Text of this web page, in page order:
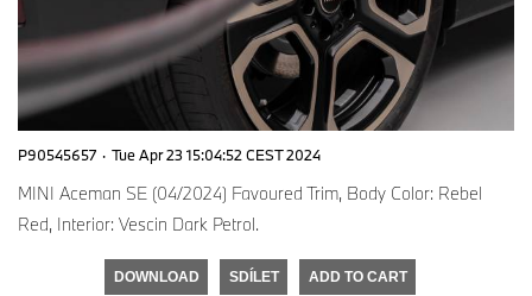
P90545657 · Tue Apr 23 15:04:52 CEST 2024
MINI Aceman SE (04/2024) Favoured Trim, Body Color: Rebel
Red, Interior: Vescin Dark Petrol.
DOWNLOAD SDÍLET ADD TO CART